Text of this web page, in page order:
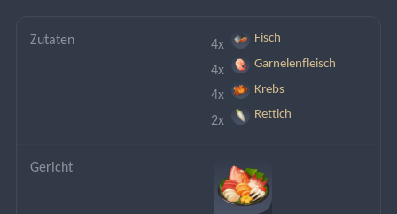
Zutaten 4x Fisch
4x Garnelenfleisch
4x Krebs
2x Rettich
Gericht